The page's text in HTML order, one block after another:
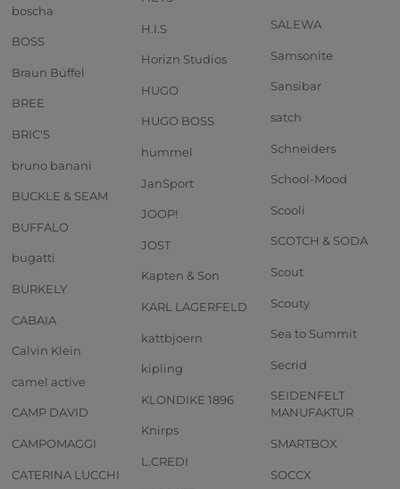
boscha
BOSS
Braun Büffel
BREE
BRIC'S
bruno banani
BUCKLE & SEAM
BUFFALO
bugatti
BURKELY
CABAIA
Calvin Klein
camel active
CAMP DAVID
CAMPOMAGGI
CATERINA LUCCHI
H.I.S
Horizn Studios
HUGO
HUGO BOSS
hummel
JanSport
JOOP!
JOST
Kapten & Son
KARL LAGERFELD
kattbjoern
kipling
KLONDIKE 1896
Knirps
L.CREDI
SALEWA
Samsonite
Sansibar
satch
Schneiders
School-Mood
Scooli
SCOTCH & SODA
Scout
Scouty
Sea to Summit
Secrid
SEIDENFELT
MANUFAKTUR
SMARTBOX
SOCCX